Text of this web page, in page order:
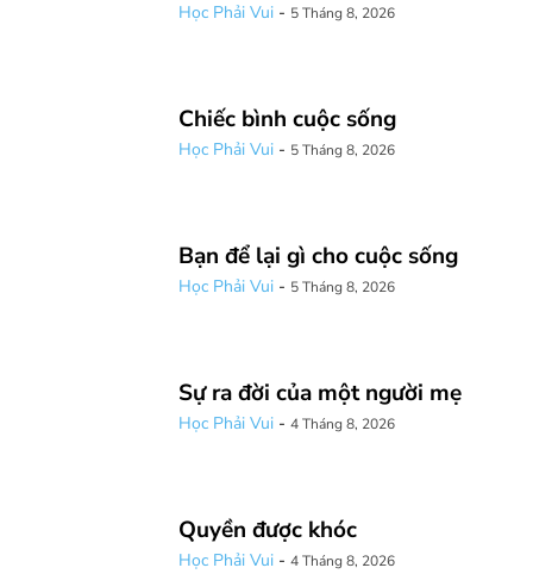
Học Phải Vui - 5 Tháng 8, 2026
Chiếc bình cuộc sống
Học Phải Vui - 5 Tháng 8, 2026
Bạn để lại gì cho cuộc sống
Học Phải Vui - 5 Tháng 8, 2026
Sự ra đời của một người mẹ
Học Phải Vui - 4 Tháng 8, 2026
Quyền được khóc
Học Phải Vui - 4 Tháng 8, 2026